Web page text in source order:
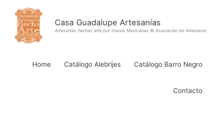
contenido
Casa Guadalupe Artesanías
Artesanías hechas arte por manos Mexicanas © Asociación de Artesanos
Home Catálogo Alebrijes Catálogo Barro Negro
Contacto